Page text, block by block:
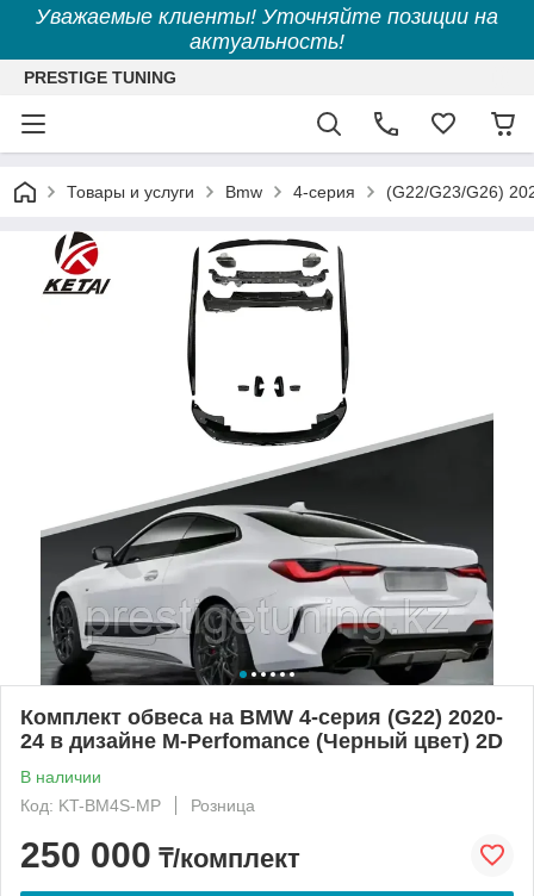
Уважаемые клиенты! Уточняйте позиции на
актуальность!
PRESTIGE TUNING
Товары и услуги Bmw 4-серия (G22/G23/G26)
Комплект обвеса на BMW 4-серия (G22) 2020-
24 в дизайне M-Perfomance (Черный цвет) 2D
В наличии
Код: KT-BM4S-MP
Розница
250 000 ₸/комплект